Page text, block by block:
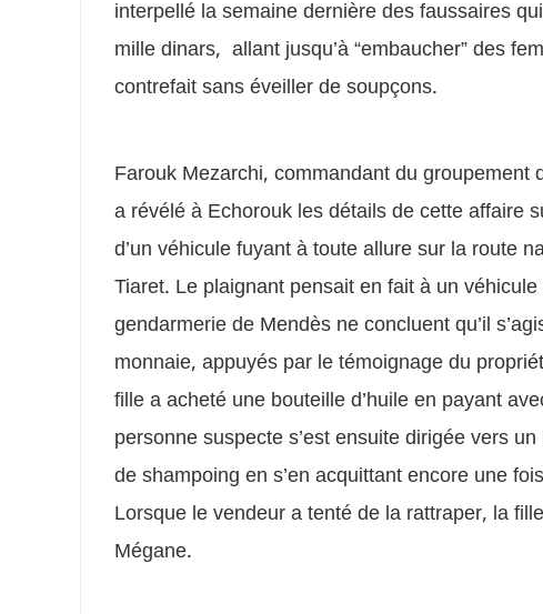
interpellé la semaine dernière des faussaires
mille dinars, allant jusqu’à “embaucher” des
contrefait sans éveiller de soupçons.
Farouk Mezarchi, commandant du
a révélé à Echorouk les détails de cette affaire
d’un véhicule fuyant à toute allure sur la route
Tiaret. Le plaignant pensait en fait à un
gendarmerie de Mendès ne concluent qu’il
monnaie, appuyés par le témoignage du
fille a acheté une bouteille d’huile en payant
personne suspecte s’est ensuite dirigée vers
de shampoing en s’en acquittant encore une
Lorsque le vendeur a tenté de la rattraper, la
Mégane.